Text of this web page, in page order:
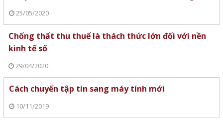
25/05/2020
Chống thất thu thuế là thách thức lớn đối với nền
kinh tế số
29/04/2020
Cách chuyển tập tin sang máy tính mới
10/11/2019